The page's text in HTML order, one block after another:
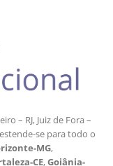
– RJ, Juiz de Fora –
se para todo o
MG,
CE,Goiânia-